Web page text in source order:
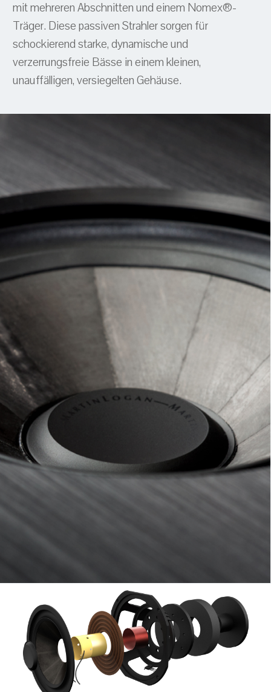
mit mehreren Abschnitten und einem Nomex®-
Träger. Diese passiven Strahler sorgen für
schockierend starke, dynamische und
verzerrungsfreie Bässe in einem kleinen,
unauffälligen, versiegelten Gehäuse.